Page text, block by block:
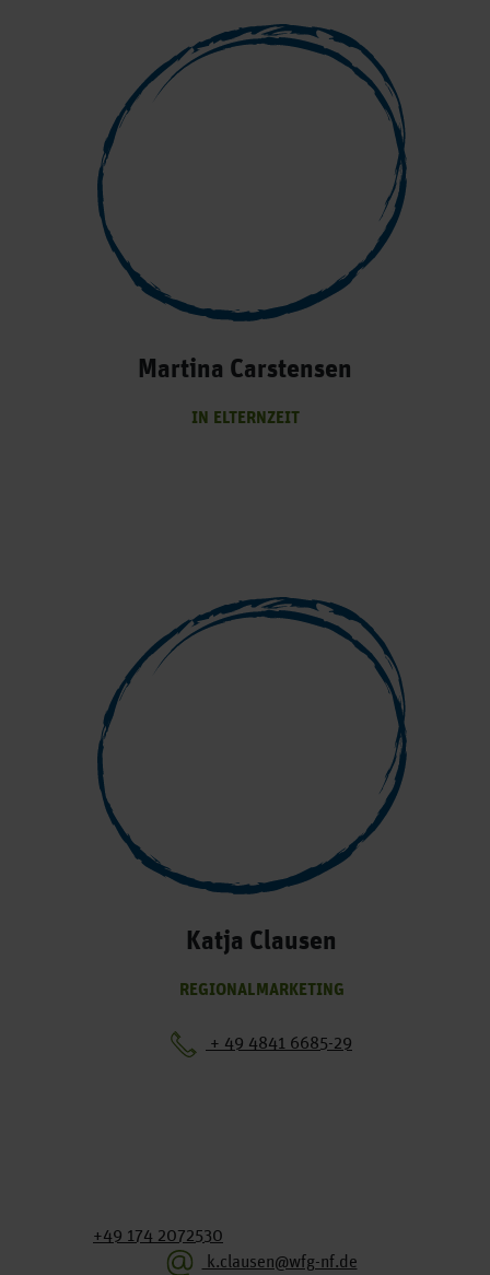
Martina Carstensen
IN ELTERNZEIT
Katja Clausen
REGIONALMARKETING
+ 49 4841 6685-29
+49 174 2072530
k.clausen@wfg-nf.de